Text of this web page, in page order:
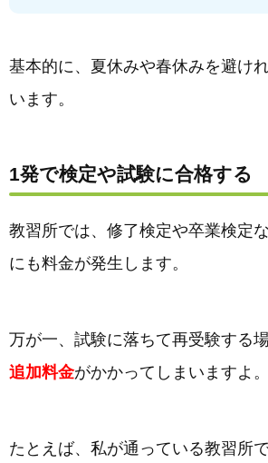
基本的に、夏休みや春休みを避け
います。
1発で検定や試験に合格する
教習所では、修了検定や卒業検定
にも料金が発生します。
万が一、試験に落ちて再受験する
追加料金がかかってしまいますよ。
たとえば、私が通っている教習所